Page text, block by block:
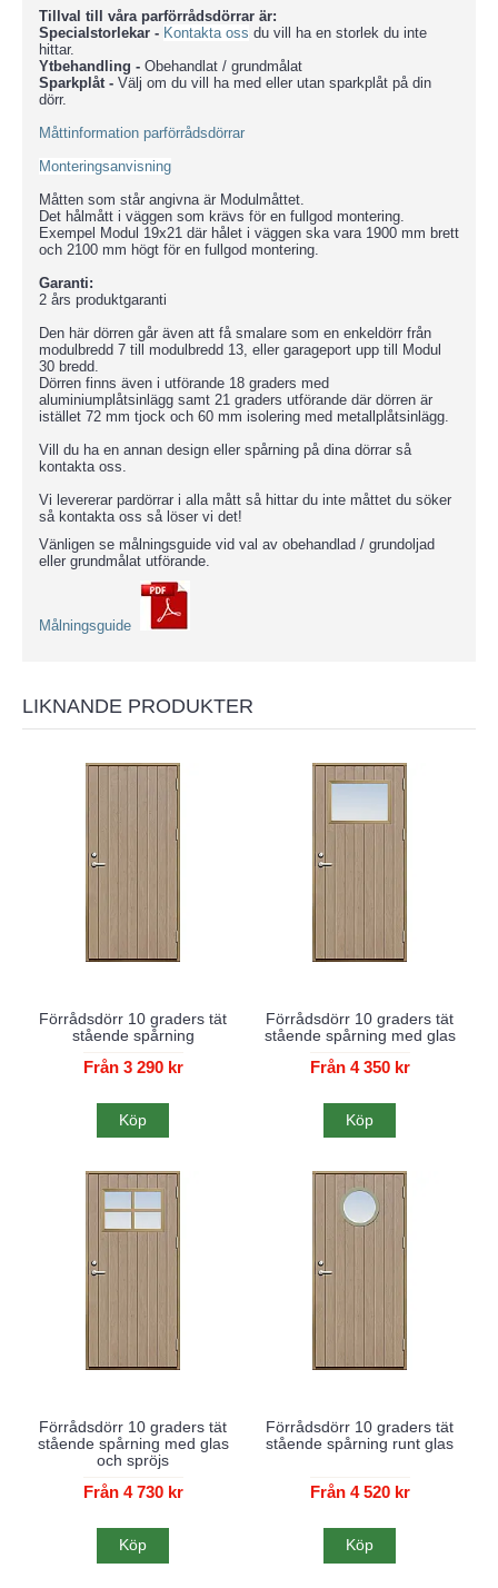
Tillval till våra parförrådsdörrar är:
Specialstorlekar - Kontakta oss du vill ha en storlek du inte
hittar.
Ytbehandling - Obehandlat / grundmålat
Sparkplåt - Välj om du vill ha med eller utan sparkplåt på din
dörr.
Måttinformation parförrådsdörrar
Monteringsanvisning
Måtten som står angivna är Modulmåttet.
Det hålmått i väggen som krävs för en fullgod montering.
Exempel Modul 19x21 där hålet i väggen ska vara 1900 mm brett
och 2100 mm högt för en fullgod montering.
Garanti:
2 års produktgaranti
Den här dörren går även att få smalare som en enkeldörr från
modulbredd 7 till modulbredd 13, eller garageport upp till Modul
30 bredd.
Dörren finns även i utförande 18 graders med
aluminiumplåtsinlägg samt 21 graders utförande där dörren är
istället 72 mm tjock och 60 mm isolering med metallplåtsinlägg.
Vill du ha en annan design eller spårning på dina dörrar så
kontakta oss.
Vi levererar pardörrar i alla mått så hittar du inte måttet du söker
så kontakta oss så löser vi det!
Vänligen se målningsguide vid val av obehandlad / grundoljad
eller grundmålat utförande.
Målningsguide
LIKNANDE PRODUKTER
Förrådsdörr 10 graders tät
stående spårning
Från 3 290 kr
Köp
Förrådsdörr 10 graders tät
stående spårning med glas
Från 4 350 kr
Köp
Förrådsdörr 10 graders tät
stående spårning med glas
och spröjs
Från 4 730 kr
Köp
Förrådsdörr 10 graders tät
stående spårning runt glas
Från 4 520 kr
Köp